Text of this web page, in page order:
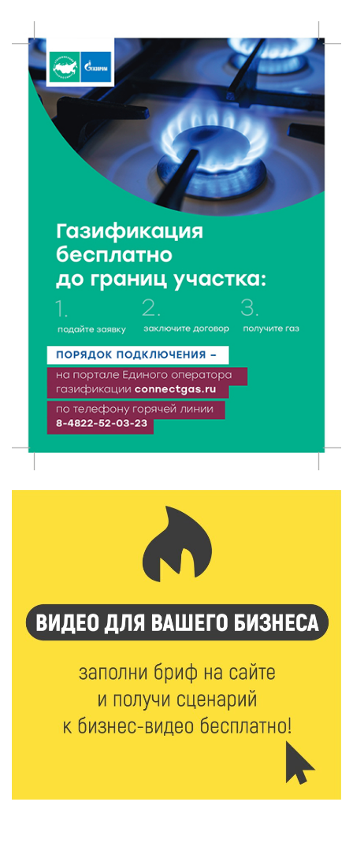
День рождения Светофора: в детском саду № 6
прошел необычный урок безопасности
6 Авг 2026 16:41 272
В Твери пройдёт дополнительный день приёма в
колледжи
186
Исследование: ежемесячная смена категорий
кешбэка создает волны спроса
6 Авг 2026 16:28 286
Тверские «Романтики» покорили Витебск своей
хореографией
6 Авг 2026 16:08 342
Виталий Королев наградил строителей и
анонсировал новые проекты
6 Авг 2026 16:02 126
Калининские футболисты представят Тверскую
область на всероссийском марафоне «Земля
6 Авг 2026 15:48 396
Голубев проверил школы и детсады Зубцова к 1
6 Авг 2026 15:01 225
От Твери до Москвы: выставка художника
Владимира Васильева о героях СВО проходит в РГБ